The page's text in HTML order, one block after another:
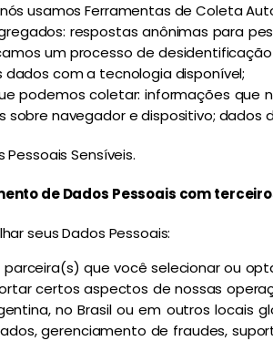
usamos Ferramentas de Coleta
respostas anônimas para
um processo de
com a tecnologia disponível;
podemos coletar: informações
sobre navegador e dispositivo; dados
Sensíveis.
de Dados Pessoais com
seus Dados Pessoais:
que você selecionar ou
certos aspectos de nossas
no Brasil ou em outros
gerenciamento de fraudes,